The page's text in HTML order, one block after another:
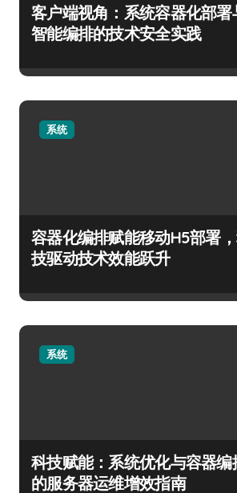
客户端视角：系统容器化部署
智能编排的技术安全实践
系统
容器化编排赋能移动H5部署
技驱动技术效能跃升
系统
科技赋能：系统优化与容器编
的服务器运维增效指南